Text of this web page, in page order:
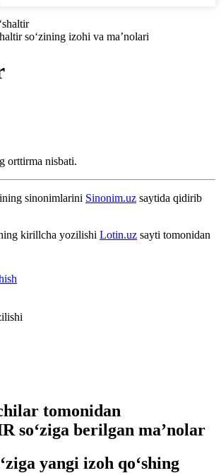
so‘zining izohi va ma’nolari
orttirma nisbati.
sinonimlarini Sinonim.uz saytida qidirib
kirillcha yozilishi Lotin.uz sayti tomonidan
tomonidan
so‘ziga berilgan ma’nolar
yangi izoh qo‘shing